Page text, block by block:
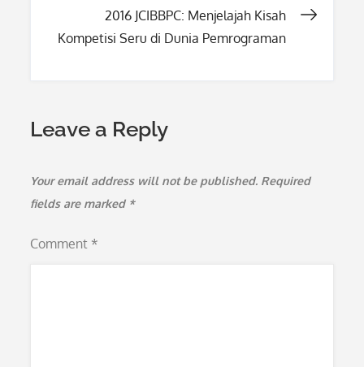
2016 JCIBBPC: Menjelajah Kisah
Kompetisi Seru di Dunia Pemrograman
Leave a Reply
Your email address will not be published. Required
fields are marked *
Comment *